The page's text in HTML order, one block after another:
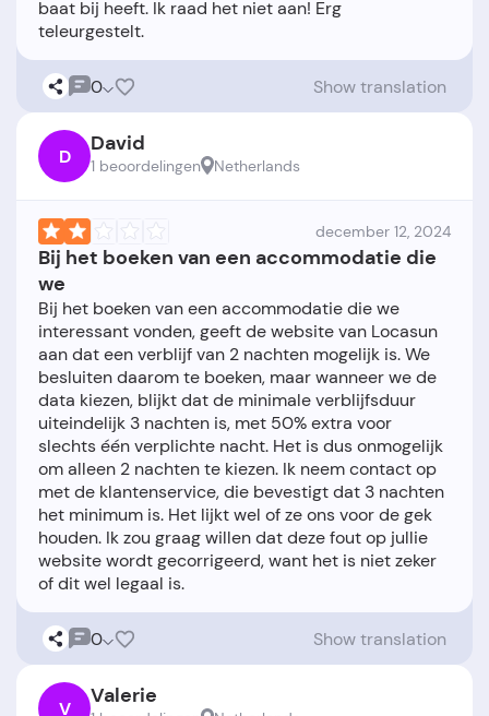
baat bij heeft. Ik raad het niet aan! Erg
0 Show translation
D David
1 beoordelingen Netherlands
december 12, 2024
Bij het boeken van een accommodatie die
we
Bij het boeken van een accommodatie die we
interessant vonden, geeft de website van Locasun
aan dat een verblijf van 2 nachten mogelijk is. We
besluiten daarom te boeken, maar wanneer we de
data kiezen, blijkt dat de minimale verblijfsduur
uiteindelijk 3 nachten is, met 50% extra voor
slechts één verplichte nacht. Het is dus onmogelijk
om alleen 2 nachten te kiezen. Ik neem contact op
met de klantenservice, die bevestigt dat 3 nachten
het minimum is. Het lijkt wel of ze ons voor de gek
houden. Ik zou graag willen dat deze fout op jullie
website wordt gecorrigeerd, want het is niet zeker
0 Show translation
V Valerie